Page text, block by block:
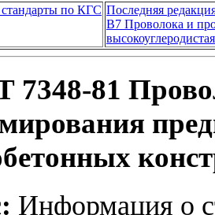
по КГС Последняя
В7 Проволока и
высокоуглеродистая
81
Информация о